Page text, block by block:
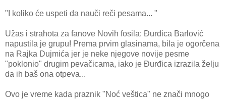
"I koliko će uspeti da nauči reči pesama... "
Užas i strahota za fanove Novih fosila: Đurđica Barlović
napustila je grupu! Prema prvim glasinama, bila je ogorčena
na Rajka Dujmića jer je neke njegove novije pesme
"poklonio" drugim pevačicama, iako je Đurđica izrazila želju
da ih baš ona otpeva...
Ovo je vreme kada praznik "Noć veštica" ne znači mnogo